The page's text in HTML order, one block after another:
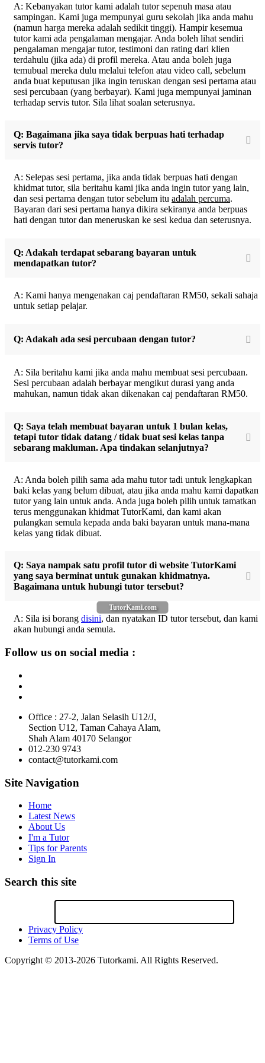
TutorKami.com
A: Kebanyakan tutor kami adalah tutor sepenuh masa atau
sampingan. Kami juga mempunyai guru sekolah jika anda mahu
(namun harga mereka adalah sedikit tinggi). Hampir kesemua
tutor kami ada pengalaman mengajar. Anda boleh lihat sendiri
pengalaman mengajar tutor, testimoni dan rating dari klien
terdahulu (jika ada) di profil mereka. Atau anda boleh juga
temubual mereka dulu melalui telefon atau video call, sebelum
anda buat keputusan jika ingin teruskan dengan sesi pertama atau
sesi percubaan (yang berbayar). Kami juga mempunyai jaminan
terhadap servis tutor. Sila lihat soalan seterusnya.
Q: Bagaimana jika saya tidak berpuas hati terhadap
servis tutor?
A: Selepas sesi pertama, jika anda tidak berpuas hati dengan
khidmat tutor, sila beritahu kami jika anda ingin tutor yang lain,
dan sesi pertama dengan tutor sebelum itu adalah percuma.
Bayaran dari sesi pertama hanya dikira sekiranya anda berpuas
hati dengan tutor dan meneruskan ke sesi kedua dan seterusnya.
Q: Adakah terdapat sebarang bayaran untuk
mendapatkan tutor?
A: Kami hanya mengenakan caj pendaftaran RM50, sekali sahaja
untuk setiap pelajar.
Q: Adakah ada sesi percubaan dengan tutor?
A: Sila beritahu kami jika anda mahu membuat sesi percubaan.
Sesi percubaan adalah berbayar mengikut durasi yang anda
mahukan, namun tidak akan dikenakan caj pendaftaran RM50.
Q: Saya telah membuat bayaran untuk 1 bulan kelas,
tetapi tutor tidak datang / tidak buat sesi kelas tanpa
sebarang makluman. Apa tindakan selanjutnya?
A: Anda boleh pilih sama ada mahu tutor tadi untuk lengkapkan
baki kelas yang belum dibuat, atau jika anda mahu kami dapatkan
tutor yang lain untuk anda. Anda juga boleh pilih untuk tamatkan
terus menggunakan khidmat TutorKami, dan kami akan
pulangkan semula kepada anda baki bayaran untuk mana-mana
kelas yang tidak dibuat.
Q: Saya nampak satu profil tutor di website TutorKami
yang saya berminat untuk gunakan khidmatnya.
Bagaimana untuk hubungi tutor tersebut?
A: Sila isi borang disini, dan nyatakan ID tutor tersebut, dan kami
akan hubungi anda semula.
Follow us on social media :
Office : 27-2, Jalan Selasih U12/J,
Section U12, Taman Cahaya Alam,
Shah Alam 40170 Selangor
012-230 9743
contact@tutorkami.com
Site Navigation
Home
Latest News
About Us
I'm a Tutor
Tips for Parents
Sign In
Search this site
Privacy Policy
Terms of Use
Copyright © 2013-2026 Tutorkami. All Rights Reserved.